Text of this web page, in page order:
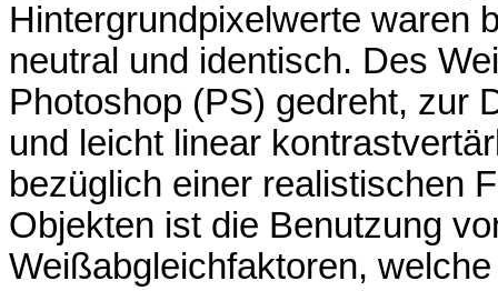
Hintergrundpixelwerte waren
neutral und identisch. Des
Photoshop (PS) gedreht, zur
und leicht linear
bezüglich einer realistischen
Objekten ist die Benutzung
Weißabgleichfaktoren,